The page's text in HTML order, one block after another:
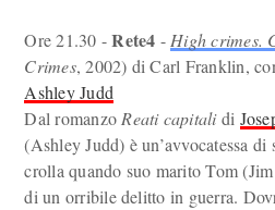
Ore 21.30 -Rete4 - High crimes.
Crimes, 2002) di Carl Franklin,
Ashley Judd
Dal romanzo Reati capitalidi
(Ashley Judd) è un’avvocatessa
crolla quando suo marito Tom
di un orribile delitto in guerra.